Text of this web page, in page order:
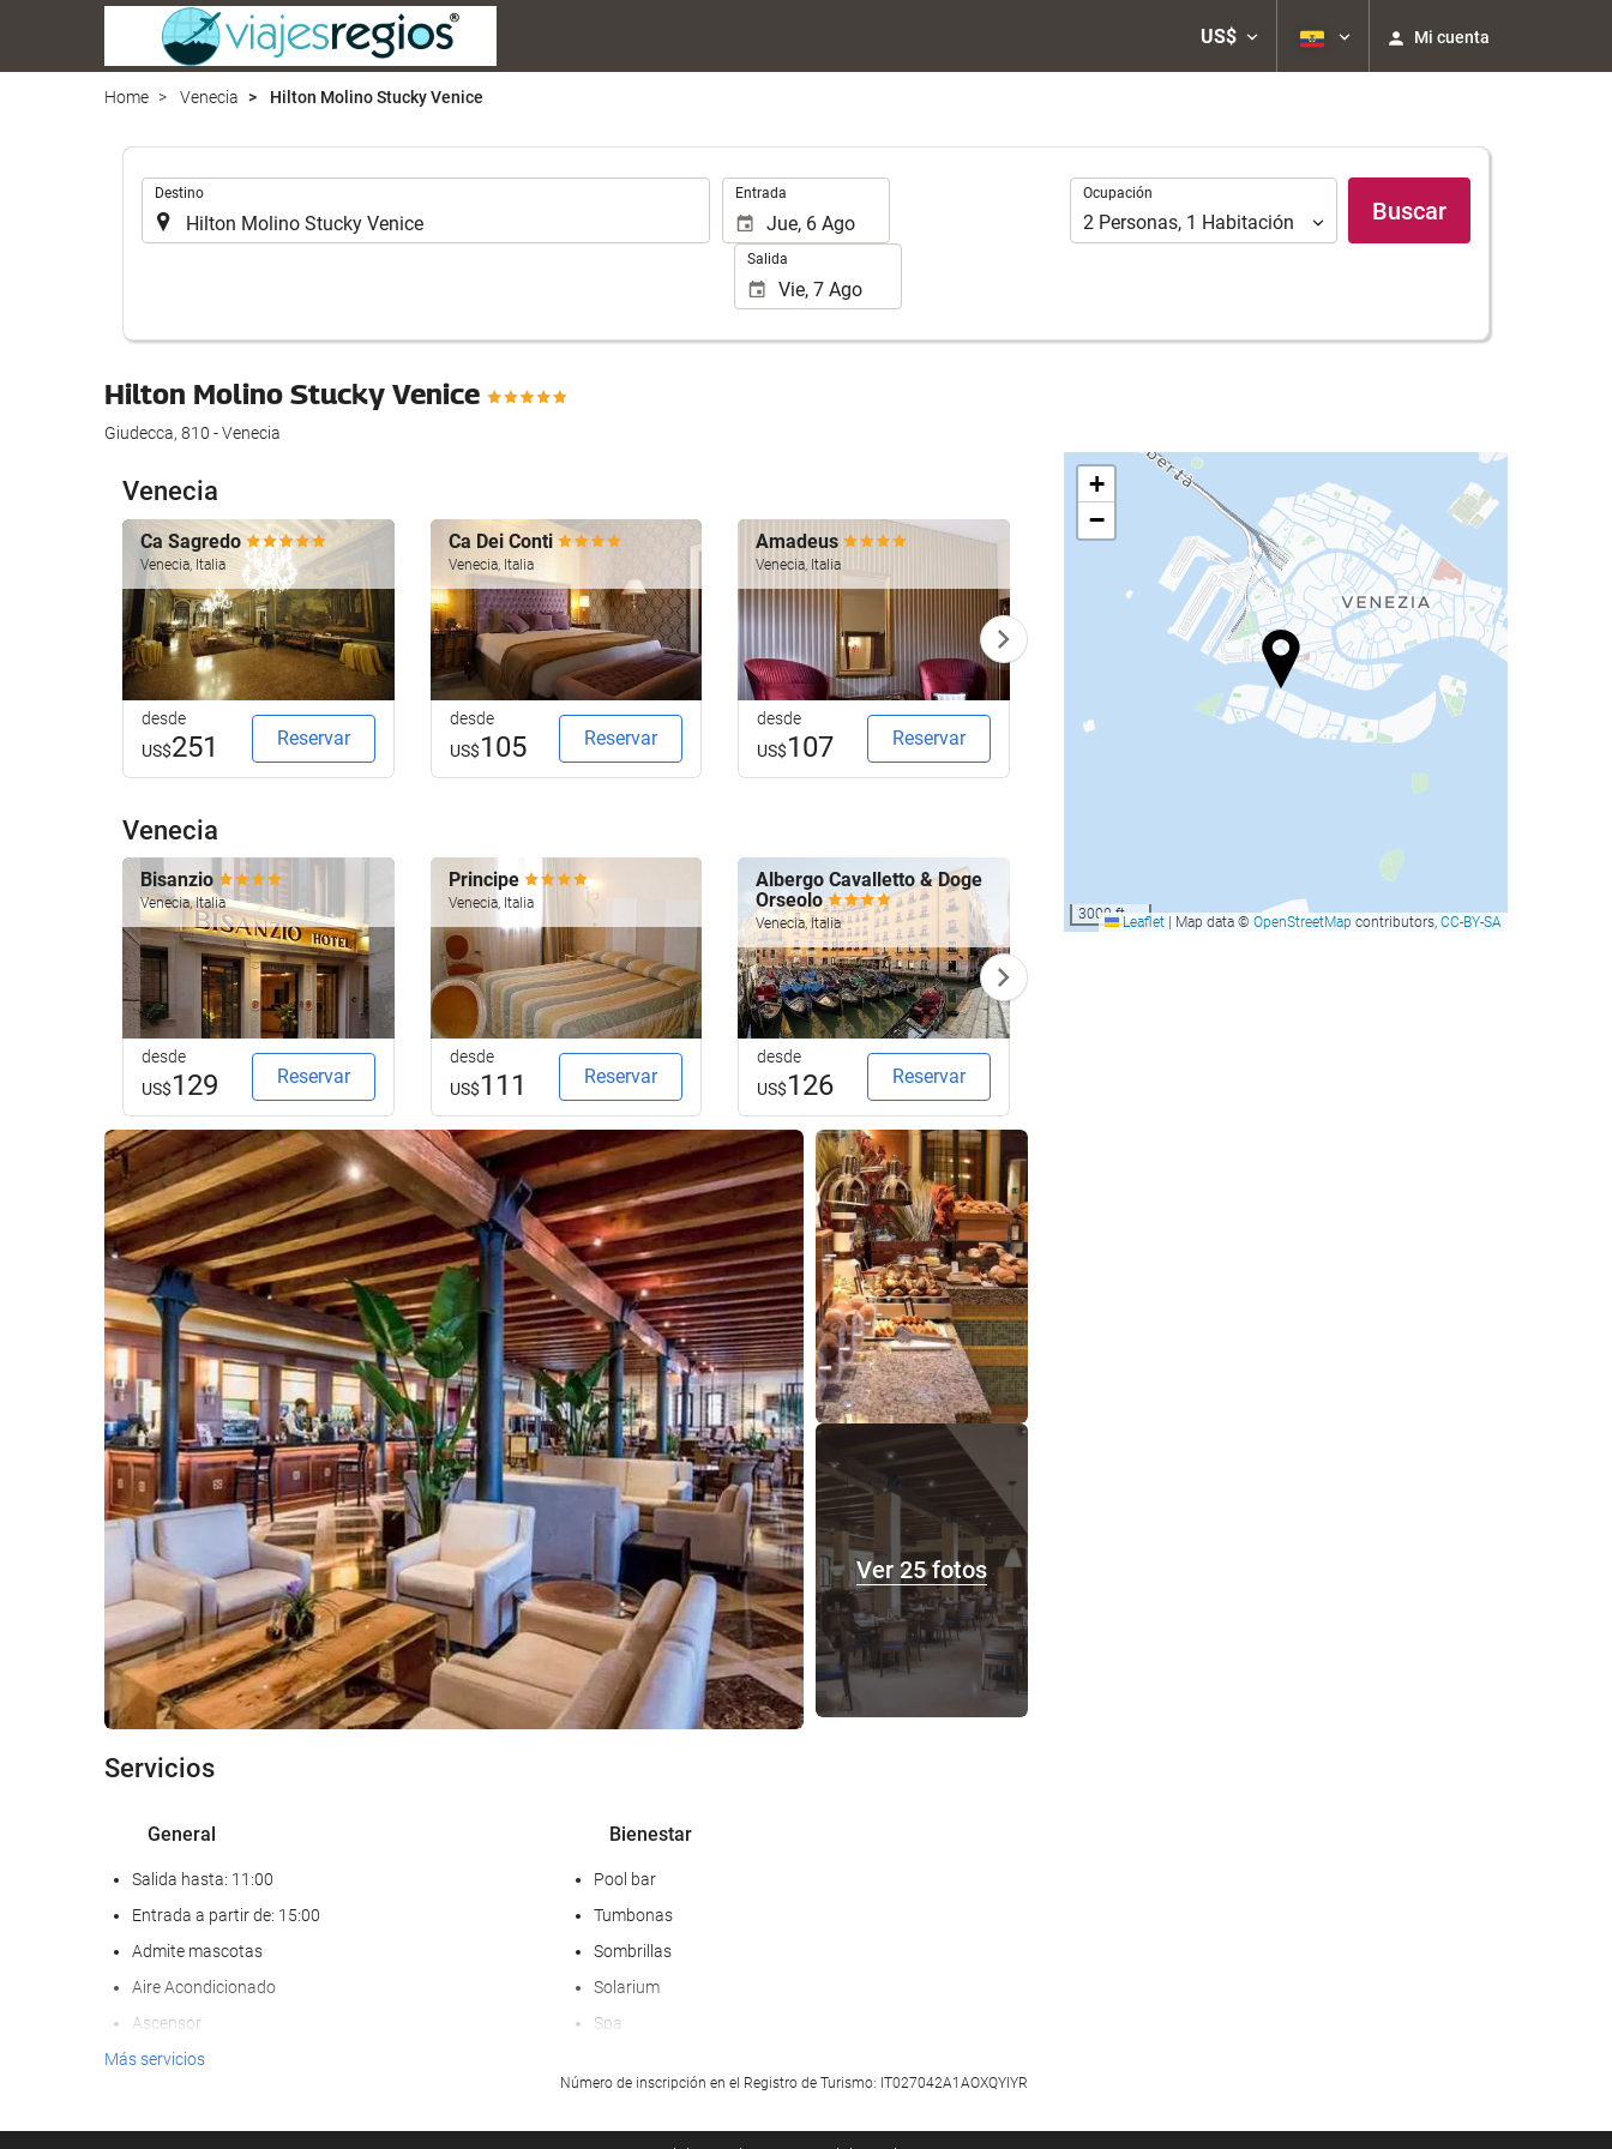
US$ Mi cuenta
Home Venecia Hilton Molino Stucky Venice
Destino Entrada
Salida
Ocupación
Ocupación
2 Personas, 1 Habitación Buscar
Hilton Molino Stucky Venice
Giudecca, 810 - Venecia
Venecia
Ca Sagredo
Venecia, Italia
desde
US$251 Reservar
Ca Dei Conti
Venecia, Italia
desde
US$105 Reservar
Amadeus
Venecia, Italia
desde
US$107 Reservar
Papadopoli Venezia
Mgallery Collection
desde
Ca' Vendramin Zago
Venecia, Italia
desde
150
Venecia
Bisanzio
Venecia, Italia
desde
US$129 Reservar
Principe
Venecia, Italia
desde
US$111 Reservar
Albergo Cavalletto & Doge
Orseolo
Venecia, Italia
desde
US$126 Reservar
Venecia, Italia
Carlton on The Grand
Venecia, Italia
Ver 25 fotos
Ver 25 fotos
Servicios
General
Salida hasta: 11:00
Entrada a partir de: 15:00
Admite mascotas
Aire Acondicionado
Ascensor
Adaptado para personas con movilidad reducida
Bienestar
Pool bar
Tumbonas
Sombrillas
Solarium
Spa
Sauna
Más servicios
Número de inscripción en el Registro de Turismo: IT027042A1AOXQYIYR
+
−
3000 ftLeaflet Map data © OpenStreetMap contributors, CC-BY-SA